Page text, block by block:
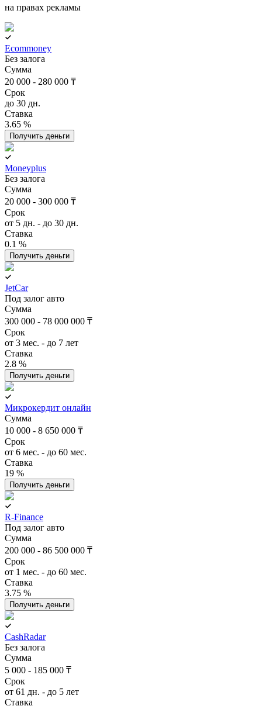
на правах рекламы
Ecommoney
Без залога
Сумма
20 000 - 280 000 ₸
Срок
до 30 дн.
Ставка
3.65 %
Получить деньги
Moneyplus
Без залога
Сумма
20 000 - 300 000 ₸
Срок
от 5 дн. - до 30 дн.
Ставка
0.1 %
Получить деньги
JetCar
Под залог авто
Сумма
300 000 - 78 000 000 ₸
Срок
от 3 мес. - до 7 лет
Ставка
2.8 %
Получить деньги
Микрокердит онлайн
Сумма
10 000 - 8 650 000 ₸
Срок
от 6 мес. - до 60 мес.
Ставка
19 %
Получить деньги
R-Finance
Под залог авто
Сумма
200 000 - 86 500 000 ₸
Срок
от 1 мес. - до 60 мес.
Ставка
3.75 %
Получить деньги
CashRadar
Без залога
Сумма
5 000 - 185 000 ₸
Срок
от 61 дн. - до 5 лет
Ставка